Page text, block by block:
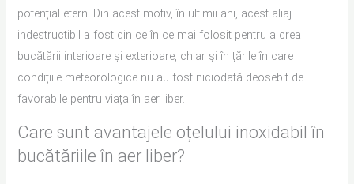
potențial etern. Din acest motiv, în ultimii ani, acest aliaj
indestructibil a fost din ce în ce mai folosit pentru a crea
bucătării interioare și exterioare, chiar și în țările în care
condițiile meteorologice nu au fost niciodată deosebit de
favorabile pentru viața în aer liber.
Care sunt avantajele oțelului inoxidabil în
bucătăriile în aer liber?